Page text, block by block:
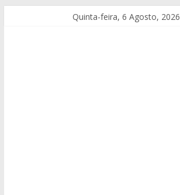
Quinta-feira, 6 Agosto, 2026